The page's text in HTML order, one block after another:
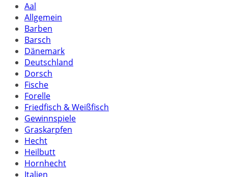
Aal
Allgemein
Barben
Barsch
Dänemark
Deutschland
Dorsch
Fische
Forelle
Friedfisch & Weißfisch
Gewinnspiele
Graskarpfen
Hecht
Heilbutt
Hornhecht
Italien